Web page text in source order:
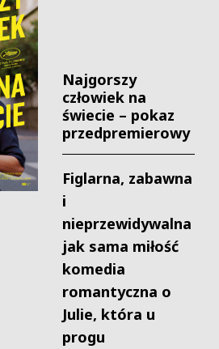
Najgorszy
człowiek na
świecie – pokaz
przedpremierowy
Figlarna, zabawna
i
nieprzewidywalna
jak sama miłość
komedia
romantyczna o
Julie, która u
progu